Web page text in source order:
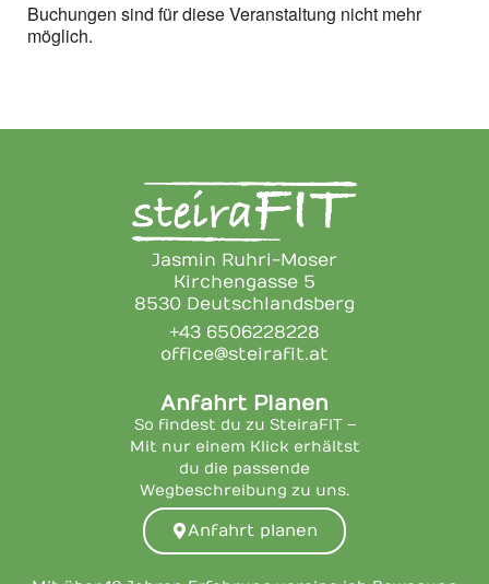
Buchungen sind für diese Veranstaltung nicht mehr
möglich.
Jasmin Ruhri-Moser
Kirchengasse 5
8530 Deutschlandsberg
+43 6506228228
office@steirafit.at
Anfahrt Planen
So findest du zu SteiraFIT –
Mit nur einem Klick erhältst
du die passende
Wegbeschreibung zu uns.
Anfahrt planen